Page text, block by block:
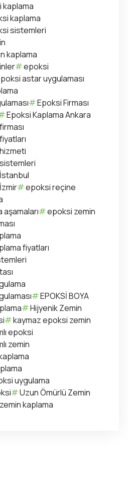
kaplama
sistemleri
kaplama
epoksi
astar uygulaması
Epoksi Firması
Epoksi Kaplama Ankara
epoksi reçine
epoksi zemin
fiyatları
EPOKSİ BOYA
Hijyenik Zemin
kaymaz epoksi zemin
epoksi
zemin
uygulama
Uzun Ömürlü Zemin
zemin kaplama